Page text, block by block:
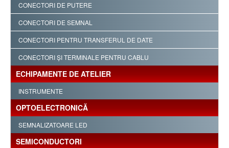
CONECTORI DE PUTERE
CONECTORI DE SEMNAL
CONECTORI PENTRU TRANSFERUL DE DATE
CONECTORI ŞI TERMINALE PENTRU CABLU
ECHIPAMENTE DE ATELIER
INSTRUMENTE
OPTOELECTRONICĂ
SEMNALIZATOARE LED
SEMICONDUCTORI